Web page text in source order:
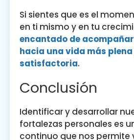
Si sientes que es el
en ti mismo y en tu
encantado de
hacia una vida más
satisfactoria.
Conclusión
Identificar y desarrollar
fortalezas personales es
continuo que nos permite